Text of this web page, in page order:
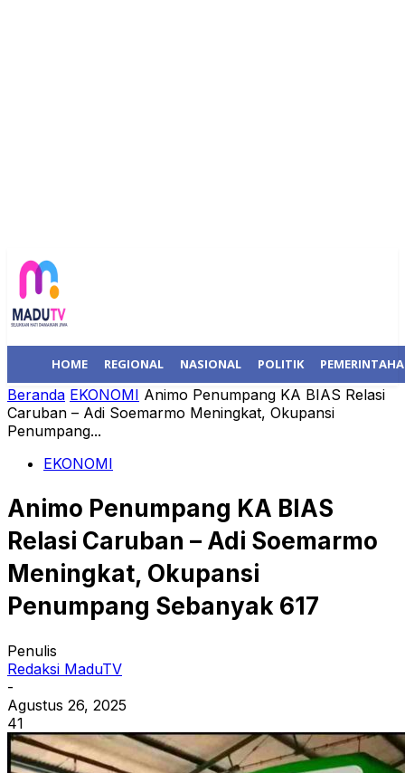
HOME REGIONAL NASIONAL POLITIK
Beranda EKONOMI Animo Penumpang KA BIAS Relasi
Caruban – Adi Soemarmo Meningkat, Okupansi
Penumpang...
EKONOMI
Animo Penumpang KA BIAS
Relasi Caruban – Adi Soemarmo
Meningkat, Okupansi
Penumpang Sebanyak 617
Penulis
Redaksi MaduTV
-
Agustus 26, 2025
41